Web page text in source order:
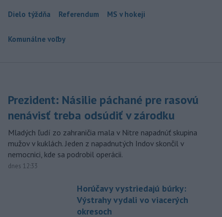
Dielo týždňa Referendum MS v hokeji
Komunálne voľby
Prezident: Násilie páchané pre rasovú
nenávisť treba odsúdiť v zárodku
Mladých ľudí zo zahraničia mala v Nitre napadnúť skupina
mužov v kuklách. Jeden z napadnutých Indov skončil v
nemocnici, kde sa podrobil operácii.
dnes 12:33
Horúčavy vystriedajú búrky:
Výstrahy vydali vo viacerých
okresoch